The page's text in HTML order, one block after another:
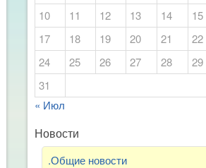
10
11 12 13 14 15
17
18 19 20 21 22
24
25 26 27 28 29
31
« Июл
Новости
.Общие новости